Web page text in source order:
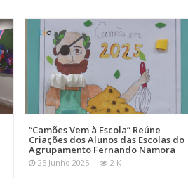
“Camões Vem à Escola” Reúne
Criações dos Alunos das Escolas do
Agrupamento Fernando Namora
25 Junho 2025 2 K